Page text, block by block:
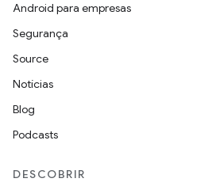
Android para empresas
Segurança
Source
Notícias
Blog
Podcasts
DESCOBRIR